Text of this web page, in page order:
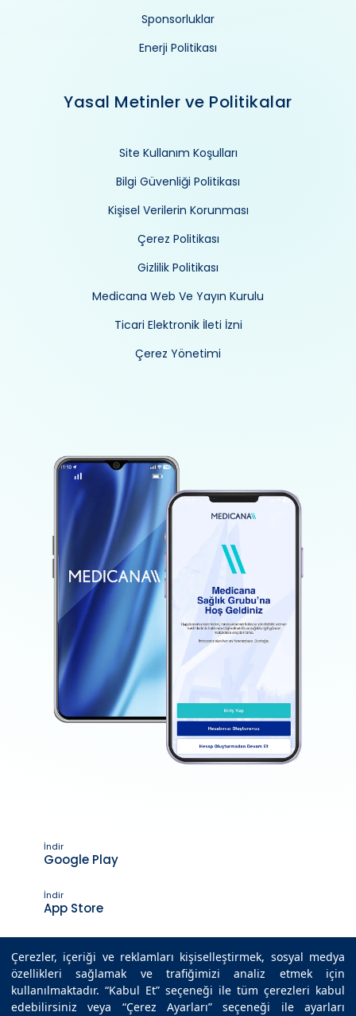
Çerezler, içeriği ve reklamları kişiselleştirmek, sosyal medya
özellikleri sağlamak ve trafiğimizi analiz etmek için
kullanılmaktadır. “Kabul Et” seçeneği ile tüm çerezleri kabul
edebilirsiniz veya “Çerez Ayarları” seçeneği ile ayarları
Sponsorluklar
Enerji Politikası
Yasal Metinler ve Politikalar
Site Kullanım Koşulları
Bilgi Güvenliği Politikası
Kişisel Verilerin Korunması
Çerez Politikası
Gizlilik Politikası
Medicana Web Ve Yayın Kurulu
Ticari Elektronik İleti İzni
Çerez Yönetimi
İndir
Google Play
İndir
App Store
Son Güncelleme Tarihi : 20.10.2025 14:03